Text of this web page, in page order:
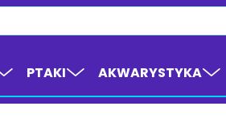
PTAKI AKWARYSTYKA